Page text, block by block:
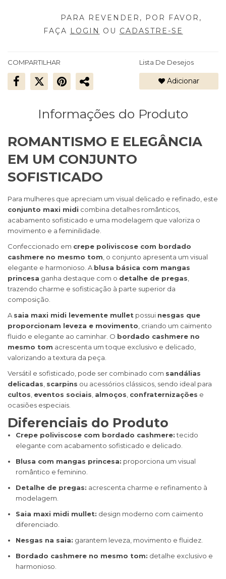
FAÇA LOGIN OU CADASTRE-SE
COMPARTILHAR Lista De Desejos
Adicionar
Informações do Produto
ROMANTISMO E ELEGÂNCIA
EM UM CONJUNTO
SOFISTICADO
Para mulheres que apreciam um visual delicado e refinado, este
conjunto maxi midi combina detalhes românticos,
acabamento sofisticado e uma modelagem que valoriza o
movimento e a feminilidade.
Confeccionado em crepe poliviscose com bordado
cashmere no mesmo tom , o conjunto apresenta um visual
elegante e harmonioso. A blusa básica com mangas
princesa ganha destaque com o detalhe de pregas
trazendo charme e sofisticação à parte superior da
composição.
A saia maxi midi levemente mullet possui nesgas que
proporcionam leveza e movimento , criando um caimento
fluido e elegante ao caminhar. O bordado cashmere no
mesmo tom acrescenta um toque exclusivo e delicado,
valorizando a textura da peça.
Versátil e sofisticado, pode ser combinado com sandálias
delicadas scarpins ou acessórios clássicos, sendo ideal para
cultos eventos sociais almoços confraternizações e
ocasiões especiais.
Diferenciais do Produto
Crepe poliviscose com bordado cashmere:tecido
elegante com acabamento sofisticado e delicado.
Blusa com mangas princesa: proporciona um visual
romântico e feminino.
Detalhe de pregas: acrescenta charme e refinamento à
modelagem.
Saia maxi midi mullet: design moderno com caimento
diferenciado.
Nesgas na saia: garantem leveza, movimento e fluidez.
Bordado cashmere no mesmo tom: detalhe exclusivo e
harmonioso.